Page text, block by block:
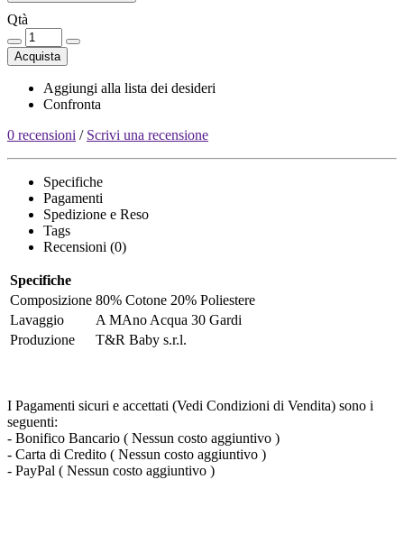
Qtà
Acquista
Aggiungi alla lista dei desideri
Confronta
0 recensioni / Scrivi una recensione
Specifiche
Pagamenti
Spedizione e Reso
Tags
Recensioni (0)
Specifiche
Composizione 80% Cotone 20% Poliestere
Lavaggio
A MAno Acqua 30 Gardi
Produzione
T&R Baby s.r.l.
I Pagamenti sicuri e accettati (Vedi Condizioni di Vendita) sono i
seguenti:
- Bonifico Bancario ( Nessun costo aggiuntivo )
- Carta di Credito ( Nessun costo aggiuntivo )
- PayPal ( Nessun costo aggiuntivo )